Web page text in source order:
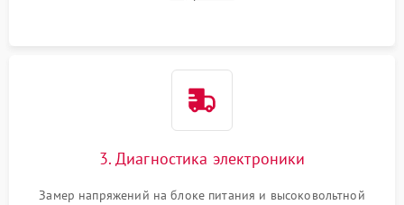
3. Диагностика электроники
Замер напряжений на блоке питания и высоковольтной